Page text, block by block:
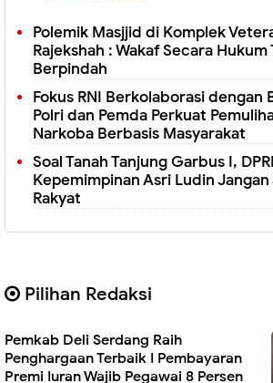
Polemik Masjjid di Komplek
Rajekshah : Wakaf Secara
Berpindah
Fokus RNI Berkolaborasi dengan
Polri dan Pemda Perkuat
Narkoba Berbasis Masyarakat
Soal Tanah Tanjung Garbus I,
Kepemimpinan Asri Ludin Jangan
Rakyat
Pilihan Redaksi
Pemkab Deli Serdang Raih
Penghargaan Terbaik I Pembayaran
Premi Iuran Wajib Pegawai 8 Persen